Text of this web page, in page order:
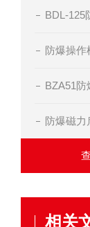
BDL-125
防爆操作
BZA51防
防爆磁力
相关